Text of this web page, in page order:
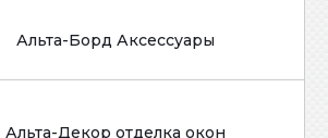
Альта-Борд Аксессуары
Альта-Декор отделка окон